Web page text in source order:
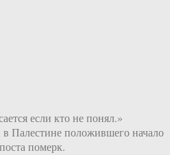
если кто не понял.»
Палестине положившего начало
померк.